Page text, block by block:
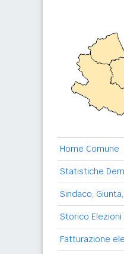
Home Comune
Statistiche
Sindaco,
Storico Elezioni
Fatturazione